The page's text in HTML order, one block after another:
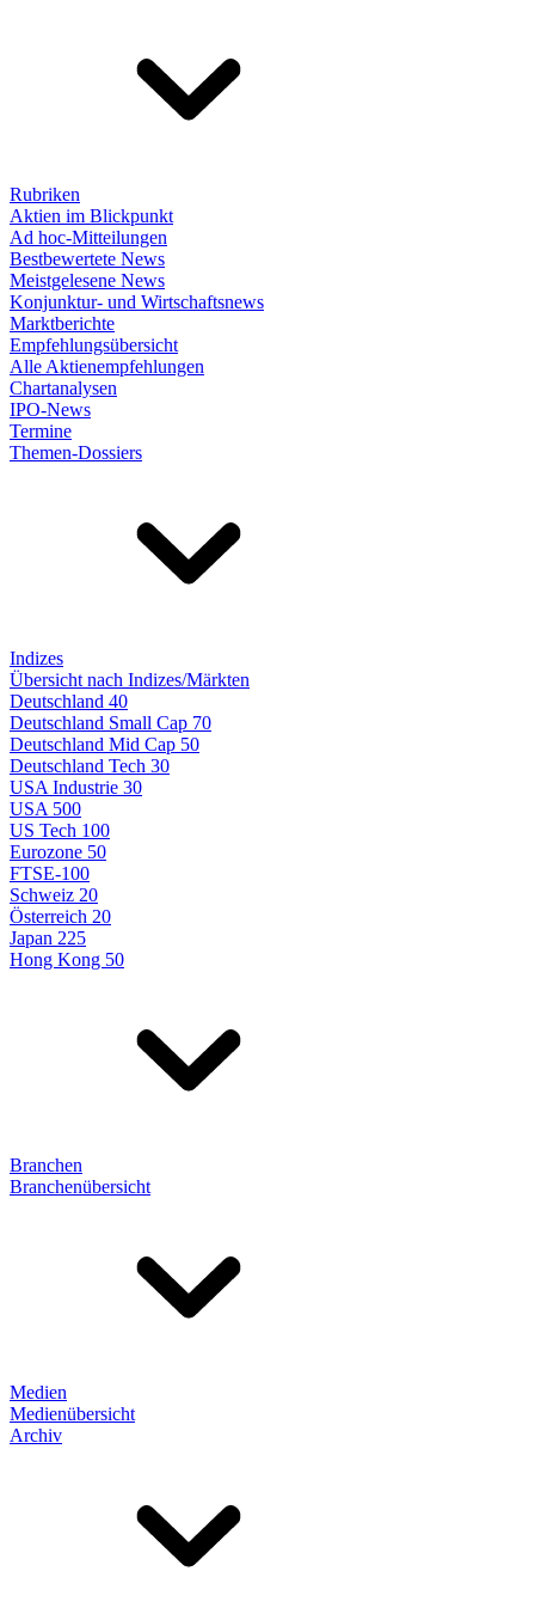
Rubriken
Aktien im Blickpunkt
Ad hoc-Mitteilungen
Bestbewertete News
Meistgelesene News
Konjunktur- und Wirtschaftsnews
Marktberichte
Empfehlungsübersicht
Alle Aktienempfehlungen
Chartanalysen
IPO-News
Termine
Themen-Dossiers
Indizes
Übersicht nach Indizes/Märkten
Deutschland 40
Deutschland Small Cap 70
Deutschland Mid Cap 50
Deutschland Tech 30
USA Industrie 30
USA 500
US Tech 100
Eurozone 50
FTSE-100
Schweiz 20
Österreich 20
Japan 225
Hong Kong 50
Branchen
Branchenübersicht
Medien
Medienübersicht
Archiv